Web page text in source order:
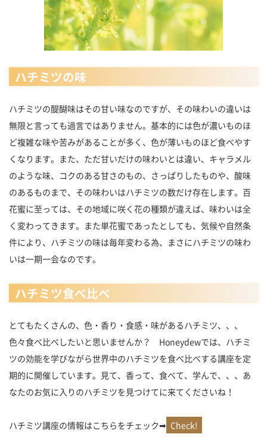
ハチミツの味
ハチミツの醍醐味はその甘い味なのですが、その味わいの違いは
無限と言っても過言ではありません。基本的には色が濃いものほ
ど複雑な味や苦みがあることが多く、色が薄いものほど食べやす
くなります。また、ただ甘いだけの味わいとは違い、キャラメル
のような味、コクのある甘さのもの、さっぱりしたものや、酸味
のあるものまで、その味わいはハチミツの数だけ存在します。百
花蜜に至っては、その地域に咲く花の種類が違えば、味わいは全
く変わってきます。また単花蜜であったとしても、気候や自然条
件により、ハチミツの味は毎年変わる為、まさにハチミツの味わ
いは一期一会なのです。
ハチミツ食べ比べ
とてもたくさんの、色・香り・食感・味があるハチミツ、、、
色々食べ比べしたいと思いませんか？ Honeydewでは、ハチミ
ツの効能を学びながら世界中のハチミツを食べ比べする講座を定
期的に開催しています。見て、香って、食べて、学んで、、、あ
なたのお気に入りのハチミツを見つけてに来てくださいね！
ハチミツ講座の情報はこちらをチェック➡